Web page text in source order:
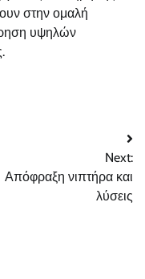
στην ομαλή
υψηλών
Next:
Απόφραξη νιπτήρα και
λύσεις